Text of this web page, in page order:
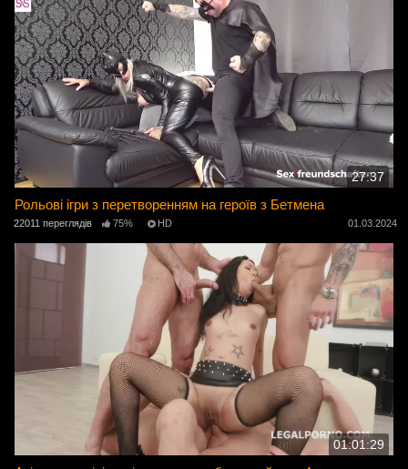
27:37
Рольові ігри з перетворенням на героїв з Бетмена
22011 переглядів 75% HD 01.03.2024
01:01:29